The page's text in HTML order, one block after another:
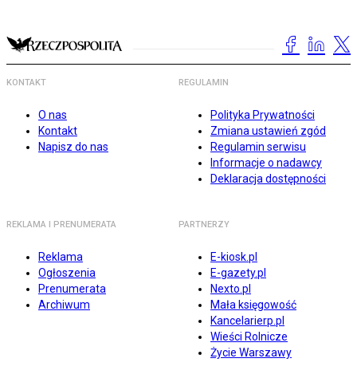
KONTAKT
O nas
Kontakt
Napisz do nas
REGULAMIN
Polityka Prywatności
Zmiana ustawień zgód
Regulamin serwisu
Informacje o nadawcy
Deklaracja dostępności
REKLAMA I PRENUMERATA
Reklama
Ogłoszenia
Prenumerata
Archiwum
PARTNERZY
E-kiosk.pl
E-gazety.pl
Nexto.pl
Mała księgowość
Kancelarierp.pl
Wieści Rolnicze
Życie Warszawy